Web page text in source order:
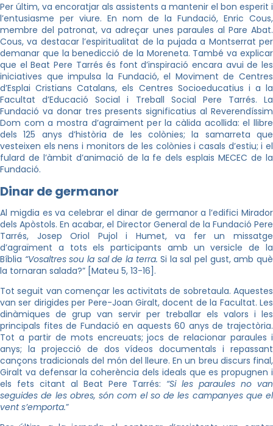
Per últim, va encoratjar als assistents a mantenir el bon esperit i
l’entusiasme per viure. En nom de la Fundació, Enric Cous,
membre del patronat, va adreçar unes paraules al Pare Abat.
Cous, va destacar l’espiritualitat de la pujada a Montserrat per
demanar que la benedicció de la Moreneta. També va explicar
que el Beat Pere Tarrés és font d’inspiració encara avui de les
iniciatives que impulsa la Fundació, el Moviment de Centres
d’Esplai Cristians Catalans, els Centres Socioeducatius i a la
Facultat d’Educació Social i Treball Social Pere Tarrés. La
Fundació va donar tres presents significatius al Reverendíssim
Dom com a mostra d’agraïment per la càlida acollida: el llibre
dels 125 anys d’història de les colònies; la samarreta que
vesteixen els nens i monitors de les colònies i casals d’estiu; i el
fulard de l’àmbit d’animació de la fe dels esplais MECEC de la
Fundació.
Dinar de germanor
Al migdia es va celebrar el dinar de germanor a l’edifici Mirador
dels Apòstols. En acabar, el Director General de la Fundació Pere
Tarrés, Josep Oriol Pujol i Humet, va fer un missatge
d’agraïment a tots els participants amb un versicle de la
Bíblia “Vosaltres sou la sal de la terra. Si la sal pel gust, amb què
la tornaran salada?” [Mateu 5, 13-16].
Tot seguit van començar les activitats de sobretaula. Aquestes
van ser dirigides per Pere-Joan Giralt, docent de la Facultat. Les
dinàmiques de grup van servir per treballar els valors i les
principals fites de Fundació en aquests 60 anys de trajectòria.
Tot a partir de mots encreuats; jocs de relacionar paraules i
anys; la projecció de dos vídeos documentals i repassant
cançons tradicionals del món del lleure. En un breu discurs final,
Giralt va defensar la coherència dels ideals que es propugnen i
els fets citant al Beat Pere Tarrés: “Si les paraules no van
seguides de les obres, són com el so de les campanyes que el
vent s’emporta.”